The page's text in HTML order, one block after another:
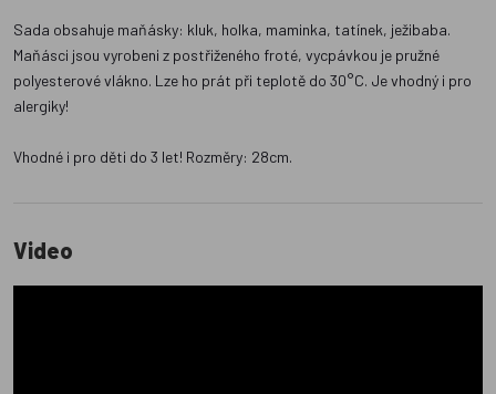
Sada obsahuje maňásky: kluk, holka, maminka, tatínek, ježibaba.
Maňásci jsou vyrobeni z postřiženého froté, vycpávkou je pružné
polyesterové vlákno. Lze ho prát při teplotě do 30°C. Je vhodný i pro
alergiky!
Vhodné i pro děti do 3 let! Rozměry: 28cm.
Video